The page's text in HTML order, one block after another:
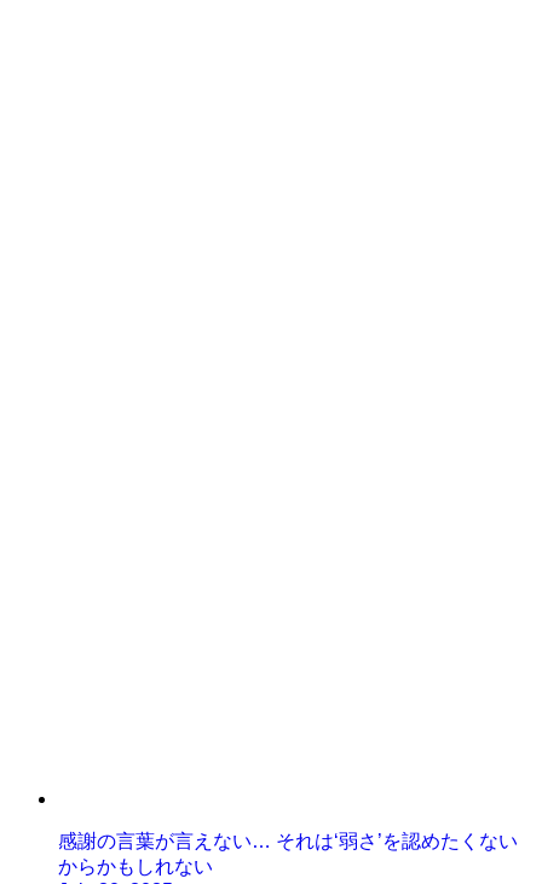
感謝の言葉が言えない… それは‘弱さ’を認めたくない
からかもしれない